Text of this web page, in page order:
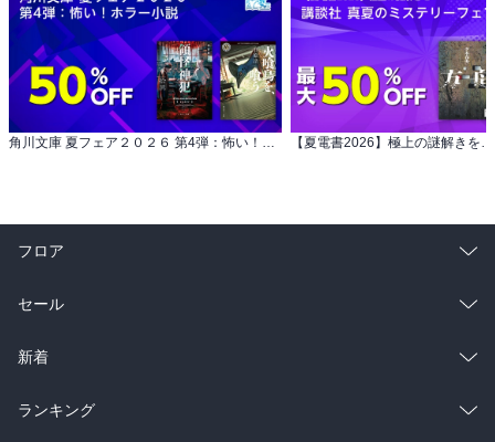
角川文庫 夏フェア２０２６ 第4弾：怖い！ホラー小説
フロア
総合
ラノベ
雑誌・グラビア
セール
総合
ラノベ
新着
総合
ランキング